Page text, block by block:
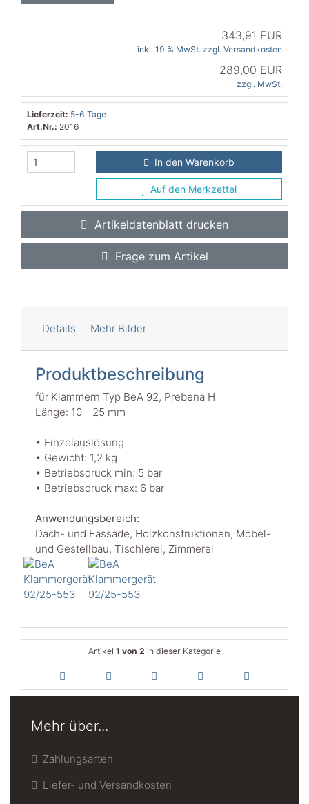
343,91 EUR
inkl. 19 % MwSt. zzgl. Versandkosten
289,00 EUR
zzgl. MwSt.
Lieferzeit: 5-6 Tage
Art.Nr.: 2016
In den Warenkorb
Auf den Merkzettel
Artikeldatenblatt drucken
Frage zum Artikel
Details Mehr Bilder
Produktbeschreibung
für Klammern Typ BeA 92, Prebena H
Länge: 10 - 25 mm
• Einzelauslösung
• Gewicht: 1,2 kg
• Betriebsdruck min: 5 bar
• Betriebsdruck max: 6 bar
Anwendungsbereich:
Dach- und Fassade, Holzkonstruktionen, Möbel-
und Gestellbau, Tischlerei, Zimmerei
Artikel 1 von 2 in dieser Kategorie
Mehr über...
Zahlungsarten
Liefer- und Versandkosten